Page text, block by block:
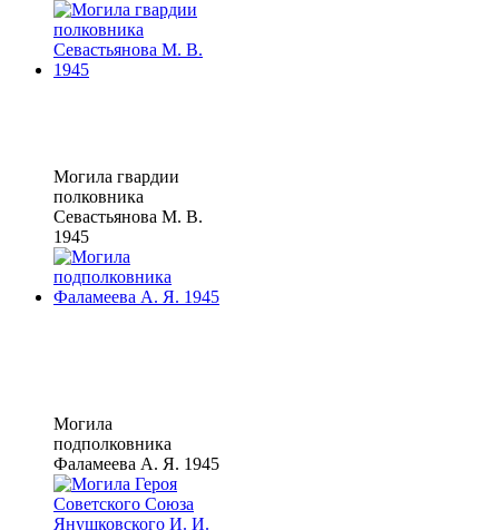
Могила гвардии
полковника
Севастьянова М. В.
1945
Могила
подполковника
Фаламеева А. Я. 1945